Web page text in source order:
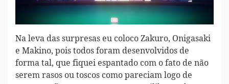
Na leva das surpresas eu coloco Zakuro, Onigasaki
e Makino, pois todos foram desenvolvidos de
forma tal, que fiquei espantado com o fato de não
serem rasos ou toscos como pareciam logo de